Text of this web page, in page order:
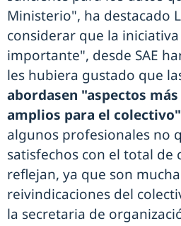
Ministerio", ha destacado
considerar que la
importante", desde SAE
les hubiera gustado que
abordasen "aspectos
amplios para el colectivo"
algunos profesionales no
satisfechos con el total de
reflejan, ya que son
reivindicaciones del
la secretaria de